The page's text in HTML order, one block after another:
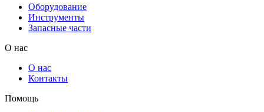
Оборудование
Инструменты
Запасные части
О нас
О нас
Контакты
Помощь